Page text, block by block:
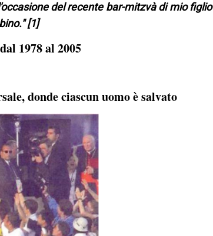
del recente bar-mitzvà di mio figlio
[1]
1978 al 2005
donde ciascun uomo è salvato